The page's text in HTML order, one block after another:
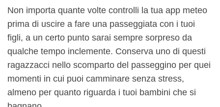
Non importa quante volte controlli la tua app meteo
prima di uscire a fare una passeggiata con i tuoi
figli, a un certo punto sarai sempre sorpreso da
qualche tempo inclemente. Conserva uno di questi
ragazzacci nello scomparto del passeggino per quei
momenti in cui puoi camminare senza stress,
almeno per quanto riguarda i tuoi bambini che si